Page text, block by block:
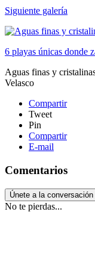
Siguiente galería
6 playas únicas donde
Aguas finas y
Velasco
Compartir
Tweet
Pin
Compartir
E-mail
Comentarios
Únete a la conversación
No te pierdas...